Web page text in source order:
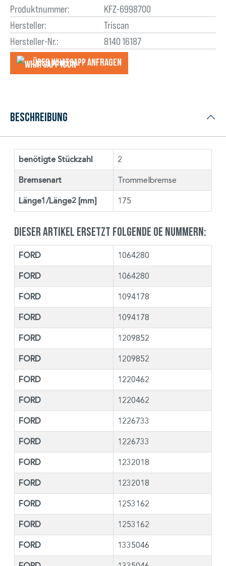
Produktnummer:
KFZ-6998700
Hersteller:
Triscan
Hersteller-Nr.:
8140 16187
Über WhatsApp anfragеn
Beschreibung
benötigte Stückzahl 2
Bremsenart Trommelbremse
Länge1/Länge2 [mm] 175
Dieser Artikel ersetzt folgende OE Nummern:
FORD 1064280
FORD 1064280
FORD 1094178
FORD 1094178
FORD 1209852
FORD 1209852
FORD 1220462
FORD 1220462
FORD 1226733
FORD 1226733
FORD 1232018
FORD 1232018
FORD 1253162
FORD 1253162
FORD 1335046